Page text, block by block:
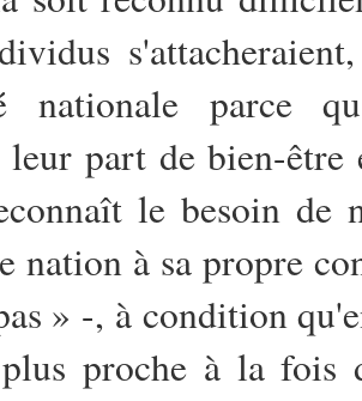
nationale parce
leur part de bien-
le besoin de
nation à sa propre
» -, à condition
proche à la fois